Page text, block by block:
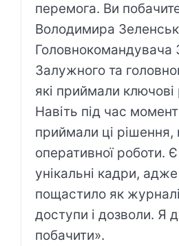
перемога. Ви
Володимира
Головнокомандувача
Залужного та
які приймали ключові
Навіть під час
приймали ці рішення,
оперативної роботи. Є
унікальні кадри,
пощастило як
доступи і дозволи. Я
побачити».